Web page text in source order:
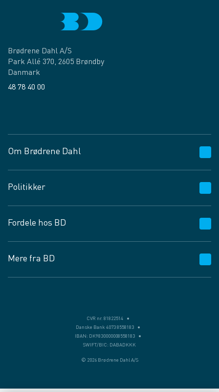
Brødrene Dahl A/S
Park Allé 370, 2605 Brøndby
Danmark
48 78 40 00
Om Brødrene Dahl
Vagttelefon 30 10 89 89
Spørgsmål og svar
Job og karriere
Fødevarekontrolrapport
Politikker
Privatlivspolitik
Cookies
Vilkår og betingelser
Fordele hos BD
BD app
BD.dk services
Mere fra BD
CVR nr. 81822514
Danske Bank 4073 8558183
IBAN: DK9830000008558183
SWIFT/BIC: DABADKKK
© 2026 Brødrene Dahl A/S